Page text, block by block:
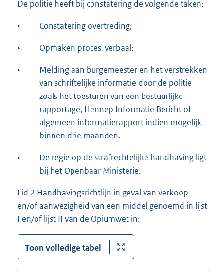
De politie heeft bij constatering de volgende taken:
• Constatering overtreding;
• Opmaken proces-verbaal;
•
Melding aan burgemeester en het verstrekken
van schriftelijke informatie door de politie
zoals het toesturen van een bestuurlijke
rapportage, Hennep Informatie Bericht of
algemeen informatierapport indien mogelijk
binnen drie maanden.
•
De regie op de strafrechtelijke handhaving ligt
bij het Openbaar Ministerie.
Lid 2 Handhavingsrichtlijn in geval van verkoop
en/of aanwezigheid van een middel genoemd in lijst
I en/of lijst II van de Opiumwet in:
Toon volledige tabel